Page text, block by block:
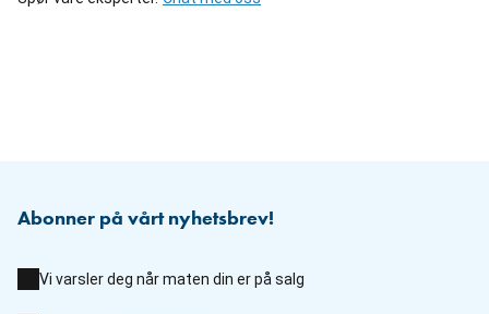
Abonner på vårt nyhetsbrev!
Vi varsler deg når maten din er på salg